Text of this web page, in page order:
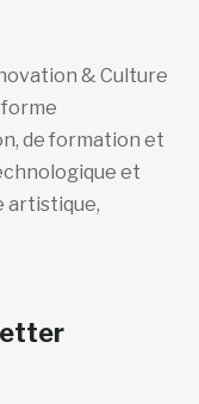
& Culture
de formation et
et
artistique,